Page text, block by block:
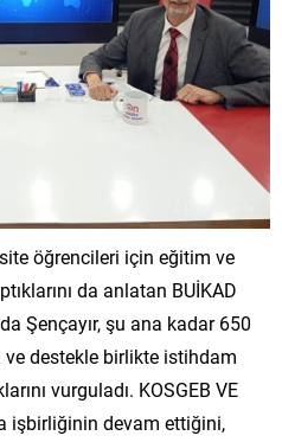
öğrencileri için eğitim ve
da anlatan BUİKAD
Şençayır, şu ana kadar 650
destekle birlikte istihdam
vurguladı. KOSGEB VE
işbirliğinin devam ettiğini,